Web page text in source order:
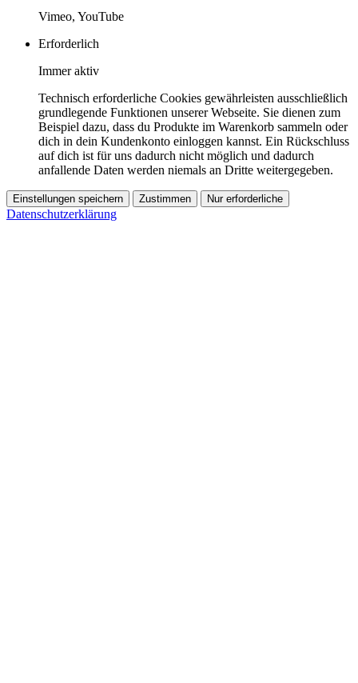
Vimeo, YouTube
Erforderlich
Immer aktiv
Technisch erforderliche Cookies gewährleisten ausschließlich
grundlegende Funktionen unserer Webseite. Sie dienen zum
Beispiel dazu, dass du Produkte im Warenkorb sammeln oder
dich in dein Kundenkonto einloggen kannst. Ein Rückschluss
auf dich ist für uns dadurch nicht möglich und dadurch
anfallende Daten werden niemals an Dritte weitergegeben.
Einstellungen speichern Zustimmen Nur erforderliche
Datenschutzerklärung